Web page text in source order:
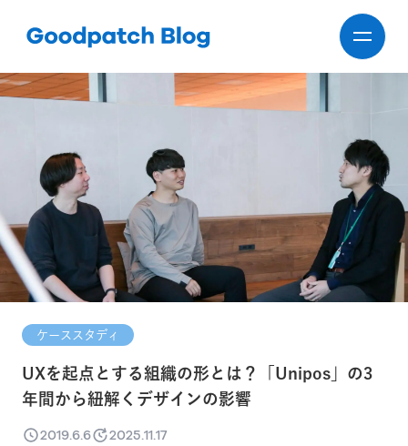
ケーススタディ
UXを起点とする組織の形とは？「Unipos」の3
年間から紐解くデザインの影響
2019.6.6 2025.11.17